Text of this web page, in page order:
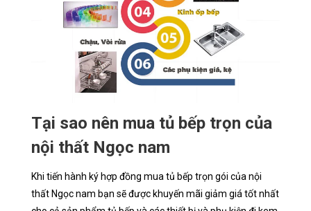
Tại sao nên mua tủ bếp trọn của
nội thất Ngọc nam
Khi tiến hành ký hợp đồng mua tủ bếp trọn gói của nội
thất Ngọc nam bạn sẽ được khuyến mãi giảm giá tốt nhất